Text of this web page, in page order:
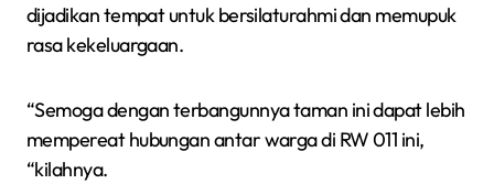
dijadikan tempat untuk bersilaturahmi dan memupuk
rasa kekeluargaan.
“Semoga dengan terbangunnya taman ini dapat lebih
mempereat hubungan antar warga di RW 011 ini,
“kilahnya.